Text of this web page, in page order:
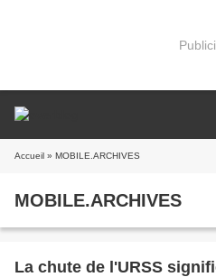
Accueil » MOBILE.ARCHIVES
MOBILE.ARCHIVES
La chute de l'URSS